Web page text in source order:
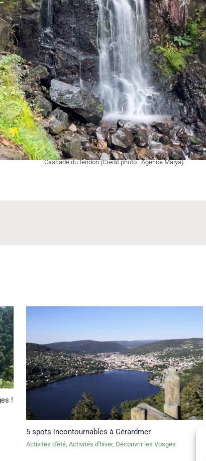
Cascade du tendon (Crédit photo : Agence Maiya)
!
5 spots incontournables à Gérardmer
Activités d'été,Activités d'hiver, Découvrir les Vosges